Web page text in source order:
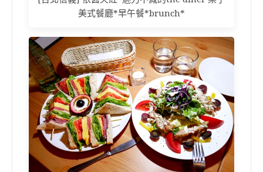
美式餐廳*早午餐*brunch*